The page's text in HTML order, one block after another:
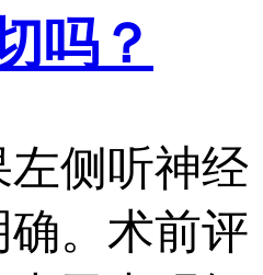
吗？
侧听神经
。术前评